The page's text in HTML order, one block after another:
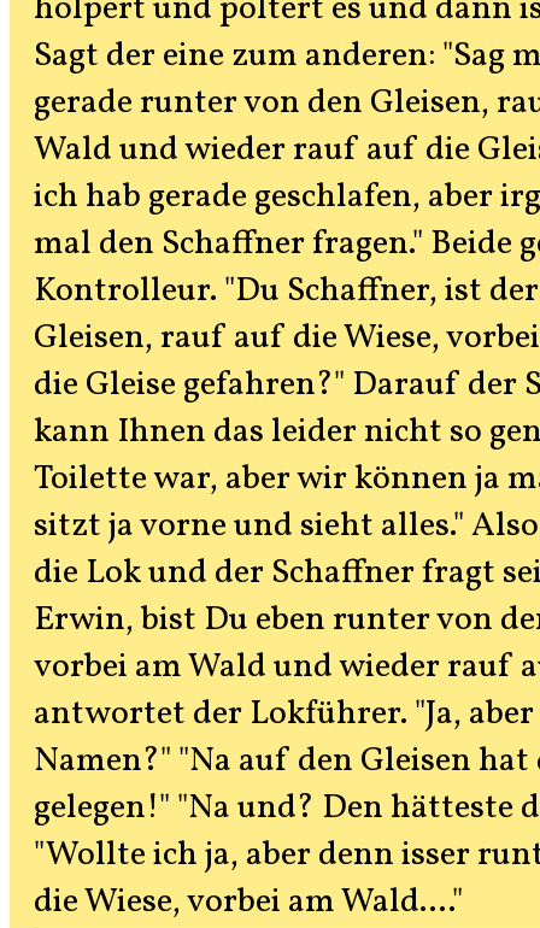
Sagt der eine zum anderen: "Sag
gerade runter von den Gleisen,
Wald und wieder rauf auf die
ich hab gerade geschlafen, aber
mal den Schaffner fragen." Beide
Kontrolleur. "Du Schaffner, ist
Gleisen, rauf auf die Wiese,
die Gleise gefahren?" Darauf der
kann Ihnen das leider nicht so
Toilette war, aber wir können ja
sitzt ja vorne und sieht alles."
die Lok und der Schaffner fragt
Erwin, bist Du eben runter von
vorbei am Wald und wieder rauf
antwortet der Lokführer. "Ja,
Namen?" "Na auf den Gleisen
gelegen!" "Na und? Den
"Wollte ich ja, aber denn isser
die Wiese, vorbei am Wald...."